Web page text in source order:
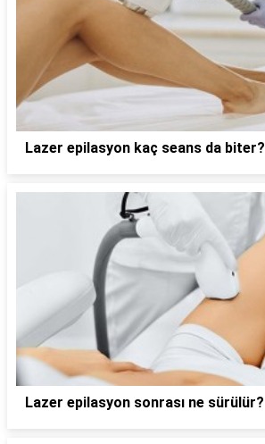
Lazer epilasyon kaç seans da biter?
Lazer epilasyon sonrası ne sürülür?